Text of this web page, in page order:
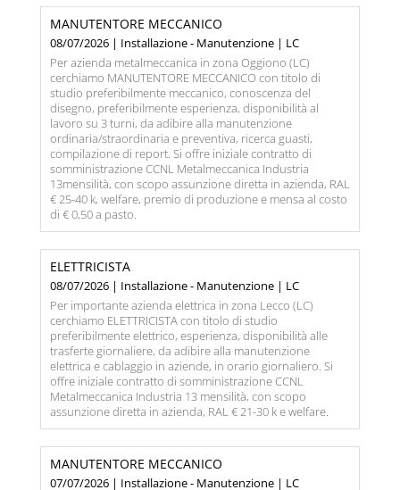
MANUTENTORE MECCANICO
08/07/2026 | Installazione - Manutenzione | LC
Per azienda metalmeccanica in zona Oggiono (LC)
cerchiamo MANUTENTORE MECCANICO con titolo di
studio preferibilmente meccanico, conoscenza del
disegno, preferibilmente esperienza, disponibilità al
lavoro su 3 turni, da adibire alla manutenzione
ordinaria/straordinaria e preventiva, ricerca guasti,
compilazione di report. Si offre iniziale contratto di
somministrazione CCNL Metalmeccanica Industria
13mensilità, con scopo assunzione diretta in azienda, RAL
€ 25-40 k, welfare, premio di produzione e mensa al costo
di € 0,50 a pasto.
ELETTRICISTA
08/07/2026 | Installazione - Manutenzione | LC
Per importante azienda elettrica in zona Lecco (LC)
cerchiamo ELETTRICISTA con titolo di studio
preferibilmente elettrico, esperienza, disponibilità alle
trasferte giornaliere, da adibire alla manutenzione
elettrica e cablaggio in aziende, in orario giornaliero. Si
offre iniziale contratto di somministrazione CCNL
Metalmeccanica Industria 13 mensilità, con scopo
assunzione diretta in azienda, RAL € 21-30 k e welfare.
MANUTENTORE MECCANICO
07/07/2026 | Installazione - Manutenzione | LC